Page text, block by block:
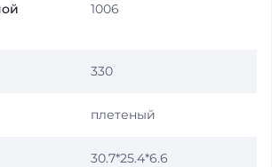
1006
330
плетеный
30.7*25.4*6.6